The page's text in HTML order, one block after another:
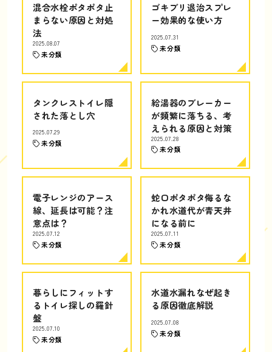
混合水栓ポタポタ止
まらない原因と対処
法
2025.08.07
未分類
ゴキブリ退治スプレ
ー効果的な使い方
2025.07.31
未分類
タンクレストイレ隠
された落とし穴
2025.07.29
未分類
給湯器のブレーカー
が頻繁に落ちる、考
えられる原因と対策
2025.07.28
未分類
電子レンジのアース
線、延長は可能？注
意点は？
2025.07.12
未分類
蛇口ポタポタ侮るな
かれ水道代が青天井
になる前に
2025.07.11
未分類
暮らしにフィットす
るトイレ探しの羅針
盤
2025.07.10
未分類
水道水漏れなぜ起き
る原因徹底解説
2025.07.08
未分類